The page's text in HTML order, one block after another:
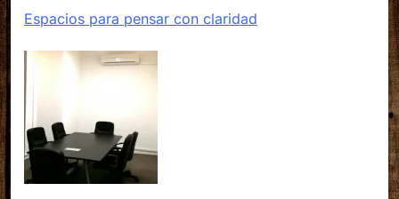
Espacios para pensar con claridad